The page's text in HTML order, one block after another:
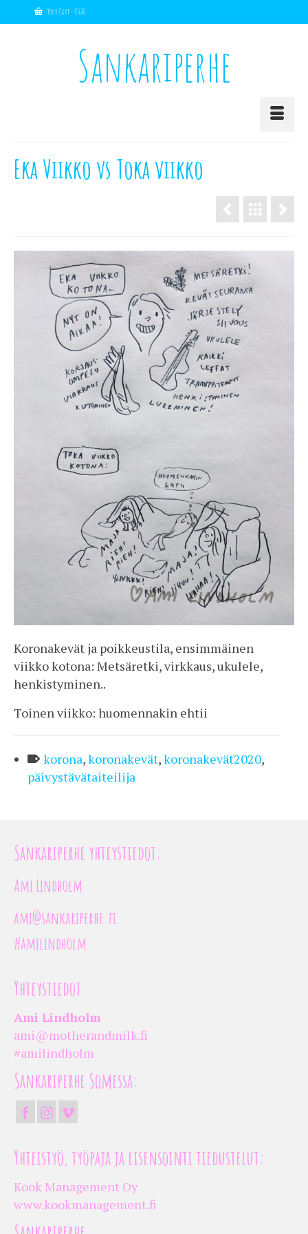
Your Cart-€0,00
Sankariperhe
Eka Viikko vs Toka viikko
Koronakevät ja poikkeustila, ensimmäinen
viikko kotona: Metsäretki, virkkaus, ukulele,
henkistyminen..
Toinen viikko: huomennakin ehtii
korona,koronakevät,koronakevät2020,
päivystävätaiteilija
Sankariperhe yhteystiedot:
Ami Lindholm
ami@sankariperhe.fi
#amilindholm
Yhteystiedot
Ami Lindholm
ami@motherandmilk.fi
#amilindholm
Sankariperhe Somessa:
Yhteistyö, työpaja ja lisensointi tiedustelut:
Kook Management Oy
www.kookmanagement.fi